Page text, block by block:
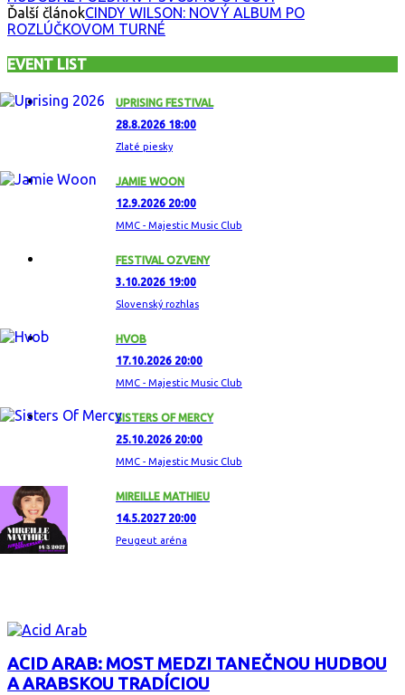
Ďalší článokCINDY WILSON: NOVÝ ALBUM PO
ROZLÚČKOVOM TURNÉ
EVENT LIST
UPRISING FESTIVAL
28.8.2026 18:00
Zlaté piesky
JAMIE WOON
12.9.2026 20:00
MMC - Majestic Music Club
FESTIVAL OZVENY
3.10.2026 19:00
Slovenský rozhlas
HVOB
17.10.2026 20:00
MMC - Majestic Music Club
SISTERS OF MERCY
25.10.2026 20:00
MMC - Majestic Music Club
MIREILLE MATHIEU
14.5.2027 20:00
Peugeut aréna
ACID ARAB: MOST MEDZI TANEČNOU HUDBOU
A ARABSKOU TRADÍCIOU